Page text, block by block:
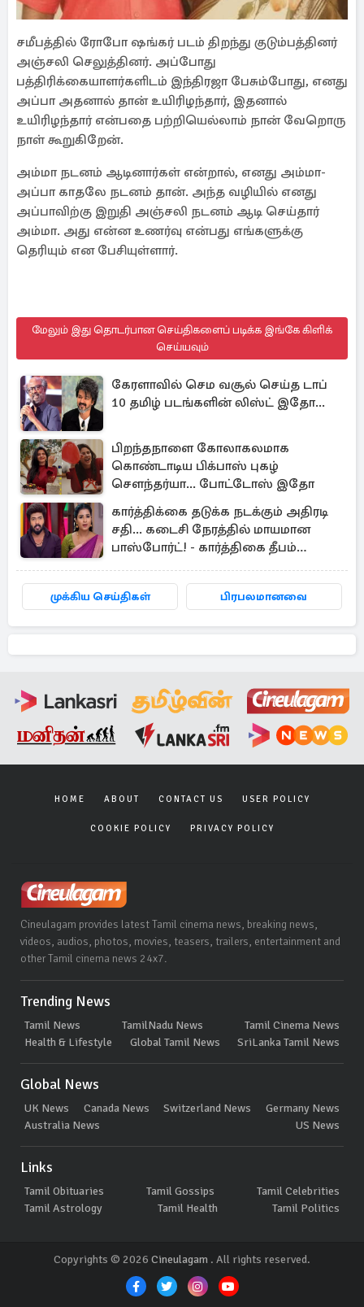
சமீபத்தில் ரோபோ ஷங்கர் படம் திறந்து குடும்பத்தினர்
அஞ்சலி செலுத்தினர். அப்போது
பத்திரிக்கையாளர்களிடம் இந்திரஜா பேசும்போது, எனது
அப்பா அதனால் தான் உயிரிழந்தார், இதனால்
உயிரிழந்தார் என்பதை பற்றியெல்லாம் நான் வேறொரு
நாள் கூறுகிறேன்.
அம்மா நடனம் ஆடினார்கள் என்றால், எனது அம்மா-
அப்பா காதலே நடனம் தான். அந்த வழியில் எனது
அப்பாவிற்கு இறுதி அஞ்சலி நடனம் ஆடி செய்தார்
அம்மா. அது என்ன உணர்வு என்பது எங்களுக்கு
தெரியும் என பேசியுள்ளார்.
மேலும் இது தொடர்பான செய்திகளைப் படிக்க இங்கே கிளிக்
செய்யவும்
கேரளாவில் செம வசூல் செய்த டாப்
10 தமிழ் படங்களின் லிஸ்ட் இதோ...
பிறந்தநாளை கோலாகலமாக
கொண்டாடிய பிக்பாஸ் புகழ்
சௌந்தர்யா... போட்டோஸ் இதோ
கார்த்திக்கை தடுக்க நடக்கும் அதிரடி
சதி... கடைசி நேரத்தில் மாயமான
பாஸ்போர்ட்! - கார்த்திகை தீபம்
முக்கிய செய்திகள் பிரபலமானவை
HOME ABOUT CONTACT US USER POLICY
COOKIE POLICY PRIVACY POLICY
Cineulagam provides latest Tamil cinema news, breaking news,
videos, audios, photos, movies, teasers, trailers, entertainment and
other Tamil cinema news 24x7.
Trending News
Tamil News TamilNadu News
Tamil Cinema News
Health & Lifestyle
Global Tamil News SriLanka Tamil News
Global News
UK News Canada News Switzerland News
Germany News
Australia News
US News
Links
Tamil Obituaries Tamil Gossips
Tamil Celebrities
Tamil Astrology
Tamil Health Tamil Politics
Copyrights © 2026 Cineulagam . All rights reserved.